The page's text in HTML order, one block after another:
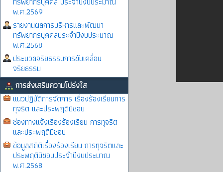
พ.ศ.2569
รายงานผลการบริหารและพัฒนา
ทรัพยากรบุคคลประจำปีงบประมาณ
พ.ศ.2568
ประมวลจริยธรรมการขับเคลื่อน
จริยธรรม
การส่งเสริมความโปร่งใส
แนวปฏิบัติการจัดการ เรื่องร้องเรียนการ
ทุจริต และประพฤติมิชอบ
ช่องทางแจ้งเรื่องร้องเรียน การทุจริต
และประพฤติมิชอบ
ข้อมูลสถิติเรื่องร้องเรียน การทุจริตและ
ประพฤติมิชอบประจำปีงบประมาณ
พ.ศ.2568